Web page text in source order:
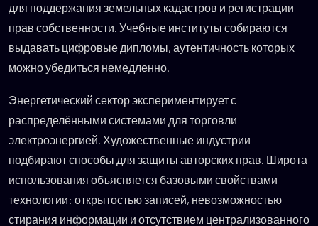
для поддержания земельных кадастров и регистрации
прав собственности. Учебные институты собираются
выдавать цифровые дипломы, аутентичность которых
можно убедиться немедленно.
Энергетический сектор экспериментирует с
распределёнными системами для торговли
электроэнергией. Художественные индустрии
подбирают способы для защиты авторских прав. Широта
использования объясняется базовыми свойствами
технологии: открытостью записей, невозможностью
стирания информации и отсутствием централизованного